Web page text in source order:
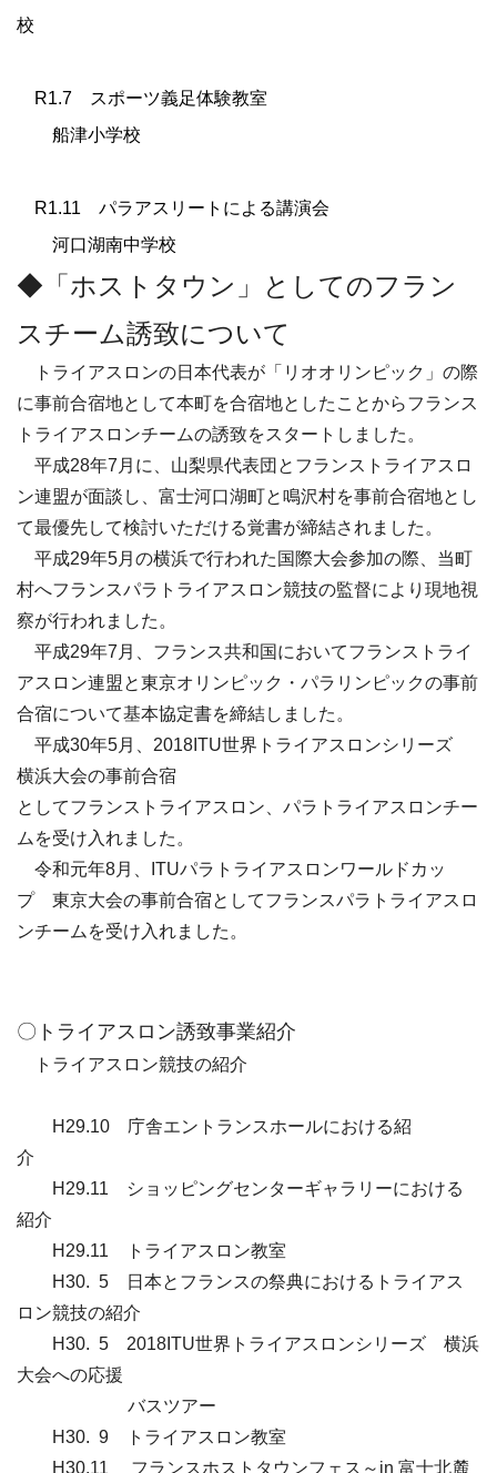
校
R1.7 スポーツ義足体験教室
船津小学校
R1.11 パラアスリートによる講演会
河口湖南中学校
◆「ホストタウン」としてのフラン
スチーム誘致について
トライアスロンの日本代表が「リオオリンピック」の際
に事前合宿地として本町を合宿地としたことからフランス
トライアスロンチームの誘致をスタートしました。
平成28年7 月に、山梨県代表団とフランストライアスロ
ン連盟が面談し、富士河口湖町と鳴沢村を事前合宿地とし
て最優先して検討いただける覚書が締結されました。
平成29年5月の横浜で行われた国際大会参加の際、当町
村へフランスパラトライアスロン競技の監督により現地視
察が行われました。
平成29年7 月、フランス共和国においてフランストライ
アスロン連盟と東京オリンピック・パラリンピックの事前
合宿について基本協定書を締結しました。
平成30年5月、2018ITU世界トライアスロンシリーズ
横浜大会の事前合宿
としてフランストライアスロン、パラトライアスロンチー
ムを受け入れました。
令和元年8月、ITUパラトライアスロンワールドカッ
プ 東京大会の事前合宿としてフランスパラトライアスロ
ンチームを受け入れました。
〇トライアスロン誘致事業紹介
トライアスロン競技の紹介
H29.10 庁舎エントランスホールにおける紹
介
H29.11 ショッピングセンターギャラリーにおける
紹介
H29.11 トライアスロン教室
H30. 5 日本とフランスの祭典におけるトライアス
ロン競技の紹介
H30. 5 2018ITU世界トライアスロンシリーズ 横浜
大会への応援
バスツアー
H30. 9 トライアスロン教室
H30.11 フランスホストタウンフェス～in 富士北麓